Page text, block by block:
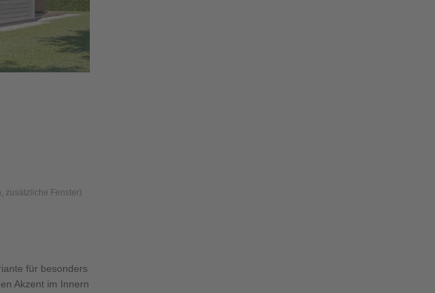
zusätzliche Fenster)
für besonders
Akzent im Innern